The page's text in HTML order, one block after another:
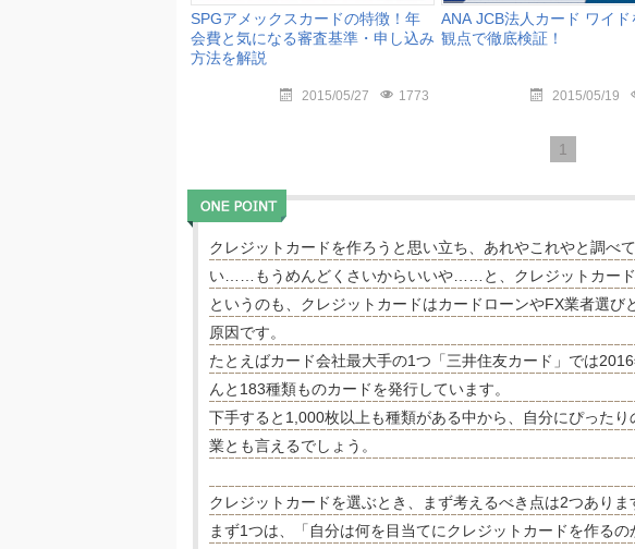
SPGアメックスカードの特徴！年
会費と気になる審査基準・申し込み
方法を解説
2015/05/27 1773
ANA JCB法人カード ワイド
観点で徹底検証！
2015/05/19
1
クレジットカードを作ろうと思い立ち、あれやこれやと調べ
い……もうめんどくさいからいいや……と、クレジットカード
というのも、クレジットカードはカードローンやFX業者選
原因です。
たとえばカード会社最大手の1つ「三井住友カード」では
んと183種類ものカードを発行しています。
下手すると1,000枚以上も種類がある中から、自分にぴった
業とも言えるでしょう。
クレジットカードを選ぶとき、まず考えるべき点は2つありま
まず1つは、「自分は何を目当てにクレジットカードを作るの